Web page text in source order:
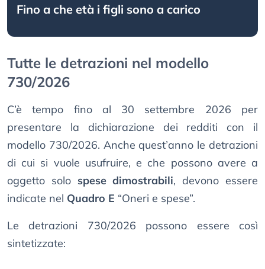
Fino a che età i figli sono a carico
Tutte le detrazioni nel modello
730/2026
C’è tempo fino al 30 settembre 2026 per
presentare la dichiarazione dei redditi con il
modello 730/2026. Anche quest’anno le detrazioni
di cui si vuole usufruire, e che possono avere a
oggetto solo spese dimostrabili, devono essere
indicate nel Quadro E “Oneri e spese”.
Le detrazioni 730/2026 possono essere così
sintetizzate: